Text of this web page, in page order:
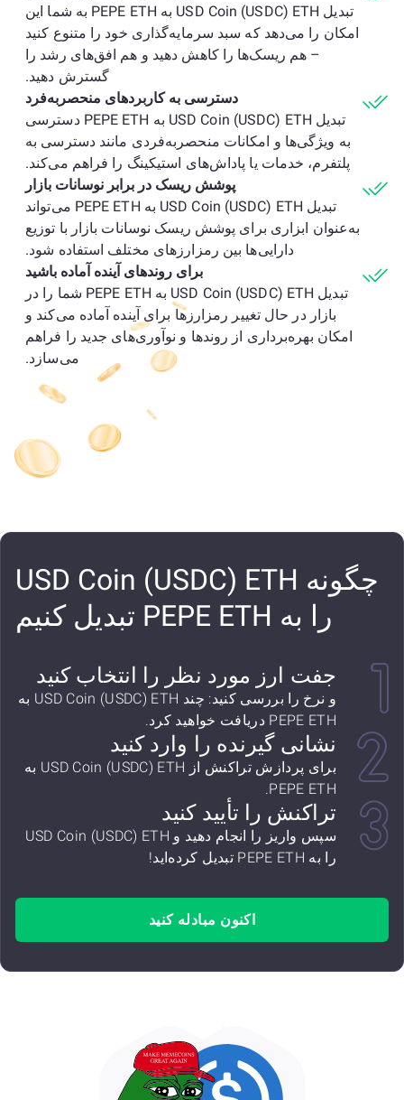
تبدیل USD Coin (USDC) ETH به PEPE ETH به شما این
امکان را می‌دهد که سبد سرمایه‌گذاری خود را متنوع کنید
– هم ریسک‌ها را کاهش دهید و هم افق‌های رشد را
گسترش دهید.
دسترسی به کاربردهای منحصربه‌فرد
تبدیل USD Coin (USDC) ETH به PEPE ETH دسترسی
به ویژگی‌ها و امکانات منحصربه‌فردی مانند دسترسی به
پلتفرم، خدمات یا پاداش‌های استیکینگ را فراهم می‌کند.
پوشش ریسک در برابر نوسانات بازار
تبدیل USD Coin (USDC) ETH به PEPE ETH می‌تواند
به‌عنوان ابزاری برای پوشش ریسک نوسانات بازار با توزیع
دارایی‌ها بین رمزارزهای مختلف استفاده شود.
برای روندهای آینده آماده باشید
تبدیل USD Coin (USDC) ETH به PEPE ETH شما را در
بازار در حال تغییر رمزارزها برای آینده آماده می‌کند و
امکان بهره‌برداری از روندها و نوآوری‌های جدید را فراهم
می‌سازد.
چگونه USD Coin (USDC) ETH
را به PEPE ETH تبدیل کنیم
جفت ارز مورد نظر را انتخاب کنید
و نرخ را بررسی کنید: چند USD Coin (USDC) ETH به
PEPE ETH دریافت خواهید کرد.
نشانی گیرنده را وارد کنید
برای پردازش تراکنش از USD Coin (USDC) ETH به
PEPE ETH.
تراکنش را تأیید کنید
سپس واریز را انجام دهید و USD Coin (USDC) ETH
را به PEPE ETH تبدیل کرده‌اید!
اکنون مبادله کنید